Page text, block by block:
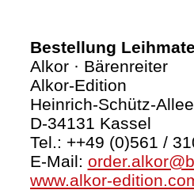
Bestellung
Alkor · Bärenreiter
Alkor-Edition
Heinrich-Schütz-
D-34131 Kassel
Tel.: ++49 (0)561 /
E-Mail:
www.alkor-